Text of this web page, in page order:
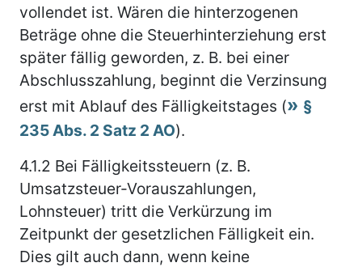
vollendet ist. Wären die hinterzogenen
Beträge ohne die Steuerhinterziehung erst
später fällig geworden, z. B. bei einer
Abschlusszahlung, beginnt die Verzinsung
erst mit Ablauf des Fälligkeitstages (
§
235 Abs. 2 Satz 2 AO).
4.1.2 Bei Fälligkeitssteuern (z. B.
Umsatzsteuer-Vorauszahlungen,
Lohnsteuer) tritt die Verkürzung im
Zeitpunkt der gesetzlichen Fälligkeit ein.
Dies gilt auch dann, wenn keine